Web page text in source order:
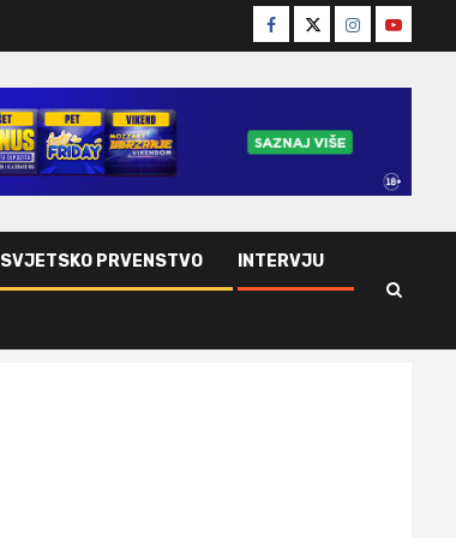
Facebook
TwitterInstagram
Youtube
SVJETSKO PRVENSTVO INTERVJU